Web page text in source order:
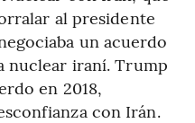
al presidente
un acuerdo
nuclear iraní. Trump
en 2018,
con Irán.